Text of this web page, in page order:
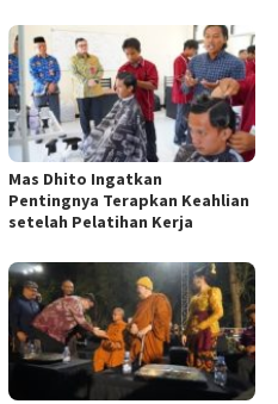
Mas Dhito Ingatkan
Pentingnya Terapkan Keahlian
setelah Pelatihan Kerja